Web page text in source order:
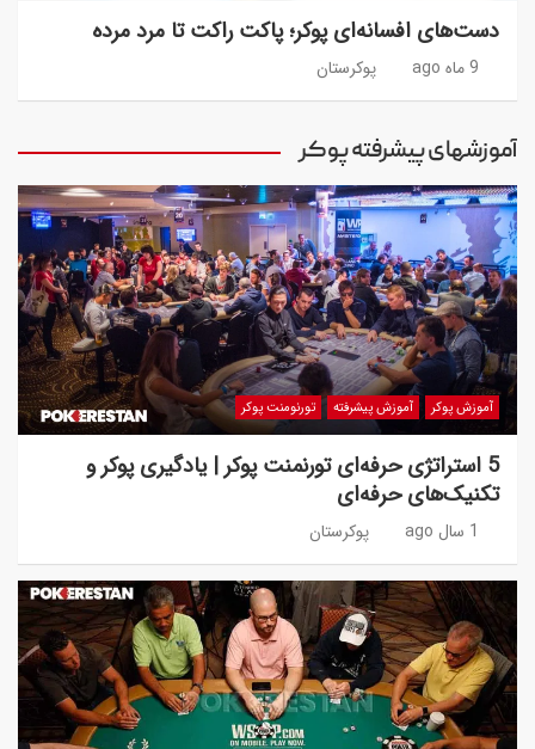
دست‌های افسانه‌ای پوکر؛ پاکت راکت تا مرد مرده
9 ماه ago پوکرستان
آموزشهای پیشرفته پوکر
آموزش پوکر آموزش پیشرفته تورنومنت پوکر
5 استراتژی حرفه‌ای تورنمنت پوکر | یادگیری پوکر و
تکنیک‌های حرفه‌ای
1 سال ago پوکرستان